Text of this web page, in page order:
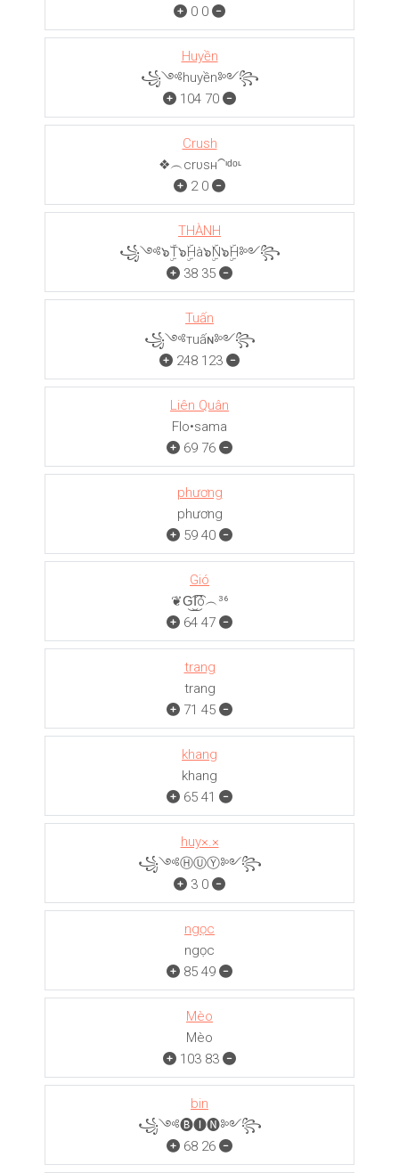
0 0
Huyền
꧁༺huyền༻꧂
104 70
Crush
❖︵crυѕн⁀ᶦᵈᵒᶫ
2 0
THÀNH
꧁༺๖ۣۜT๖ۣۜHà๖ۣۜN๖ۣۜH༻꧂
38 35
Tuấn
꧁༺тuấɴ༻꧂
248 123
Liên Quân
Flo•sama
69 76
phương
phương
59 40
Gió
❦G͜͡I͜͡ó︵³⁶
64 47
trang
trang
71 45
khang
khang
65 41
huy×.×
꧁༺ⒽⓊⓎ༻꧂
3 0
ngọc
ngọc
85 49
Mèo
Mèo
103 83
bin
꧁༺🅑🅘🅝༻꧂
68 26